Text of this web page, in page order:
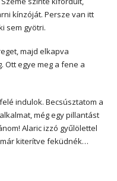
kínzóját. Persze van itt
sem gyötri.
majd elkapva
Ott egye meg a fene a
indulok. Becsúsztatom a
még egy pillantást
Alaric izzó gyűlölettel
kiterítve feküdnék­…